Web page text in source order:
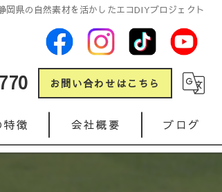
岡県の自然素材を活かしたエコDIYプロジェクト
お問い合わせはこちら
特徴 会社概要 ブログ